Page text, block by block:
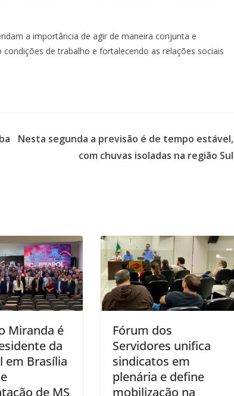
a importância de agir de maneira conjunta e
de trabalho e fortalecendo as relações sociais
Nesta segunda a previsão é de tempo estável,
com chuvas isoladas na região Sul
Miranda é
da
em Brasília
de MS
Fórum dos
Servidores unifica
sindicatos em
plenária e define
mobilização na